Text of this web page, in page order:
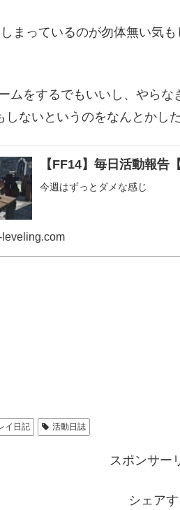
まっているのが勿体無い気
ムをするでもいいし、やら
ないというのをなんとかした
【FF14】毎日活動報告
今週はずっとダメな感じ
イ日記 活動日誌
スポンサー
シェア